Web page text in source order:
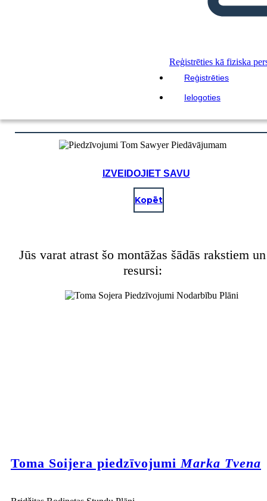
Reģistrēties kā fiziska
Reģistrēties
Ielogoties
IZVEIDOJIET SAVU
Kopēt
Jūs varat atrast šo montāžas šādās rakstiem un
resursi:
Toma Soijera piedzīvojumi Marka Tvena